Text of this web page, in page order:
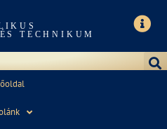
TECHNIKUM